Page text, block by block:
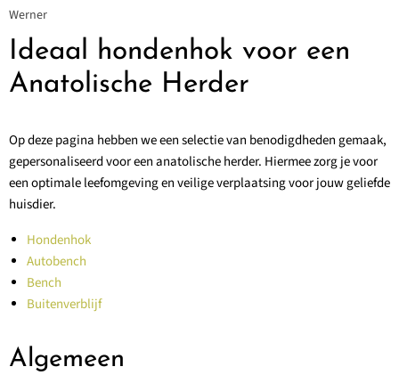
Werner
Ideaal hondenhok voor een
Anatolische Herder
Op deze pagina hebben we een selectie van benodigdheden gemaak,
gepersonaliseerd voor een anatolische herder. Hiermee zorg je voor
een optimale leefomgeving en veilige verplaatsing voor jouw geliefde
huisdier.
Hondenhok
Autobench
Bench
Buitenverblijf
Algemeen